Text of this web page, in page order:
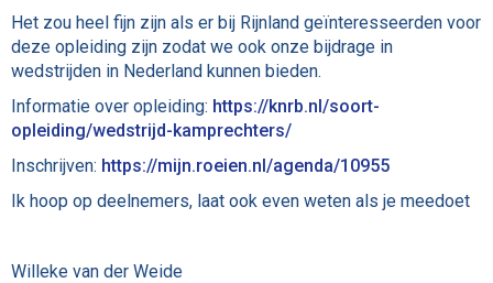
Het zou heel fijn zijn als er bij Rijnland geïnteresseerden voor
deze opleiding zijn zodat we ook onze bijdrage in
wedstrijden in Nederland kunnen bieden.
Informatie over opleiding: https://knrb.nl/soort-
opleiding/wedstrijd-kamprechters/
Inschrijven: https://mijn.roeien.nl/agenda/10955
Ik hoop op deelnemers, laat ook even weten als je meedoet
Willeke van der Weide